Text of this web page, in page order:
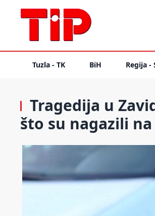
Tuzla - TK BiH Regija -
Tragedija u
što su nagazili